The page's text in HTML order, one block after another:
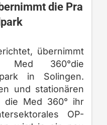
die Pra
übernimmt
Med 360°die
in Solingen.
und stationären
die Med 360° ihr
OP-